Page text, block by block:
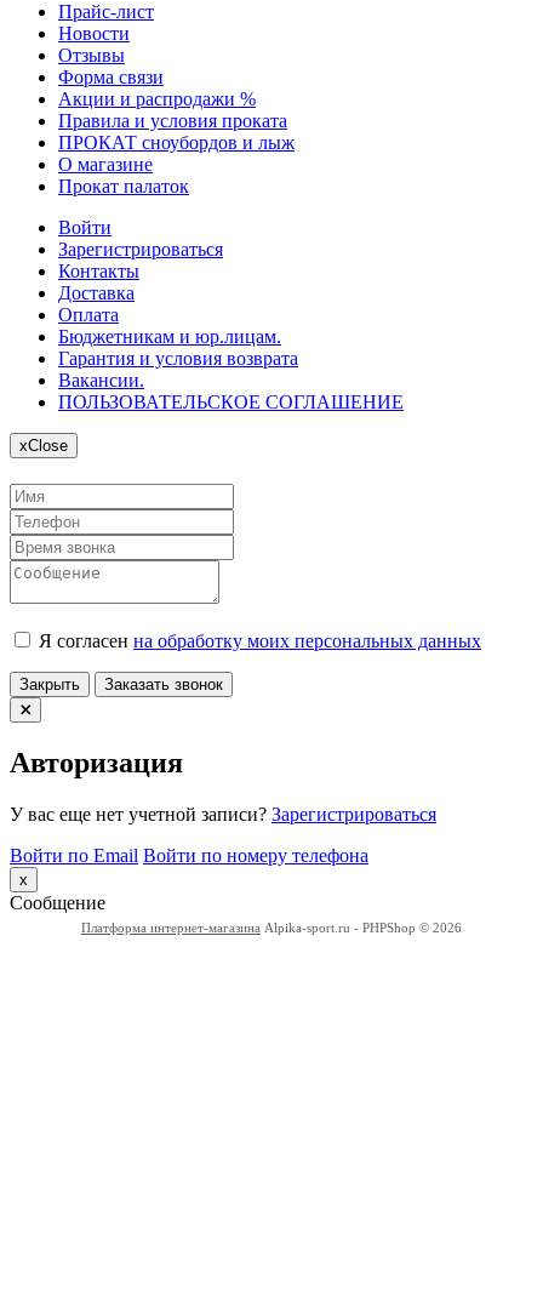
Прайс-лист
Новости
Отзывы
Форма связи
Акции и распродажи %
Правила и условия проката
ПРОКАТ сноубордов и лыж
О магазине
Прокат палаток
Войти
Зарегистрироваться
Контакты
Доставка
Оплата
Бюджетникам и юр.лицам.
Гарантия и условия возврата
Вакансии.
ПОЛЬЗОВАТЕЛЬСКОЕ СОГЛАШЕНИЕ
xClose
Я согласен на обработку моих персональных данных
Закрыть Заказать звонок
Авторизация
У вас еще нет учетной записи? Зарегистрироваться
Войти по Email Войти по номеру телефона
x
Сообщение
Платформа интернет-магазина Alpika-sport.ru - PHPShop © 2026